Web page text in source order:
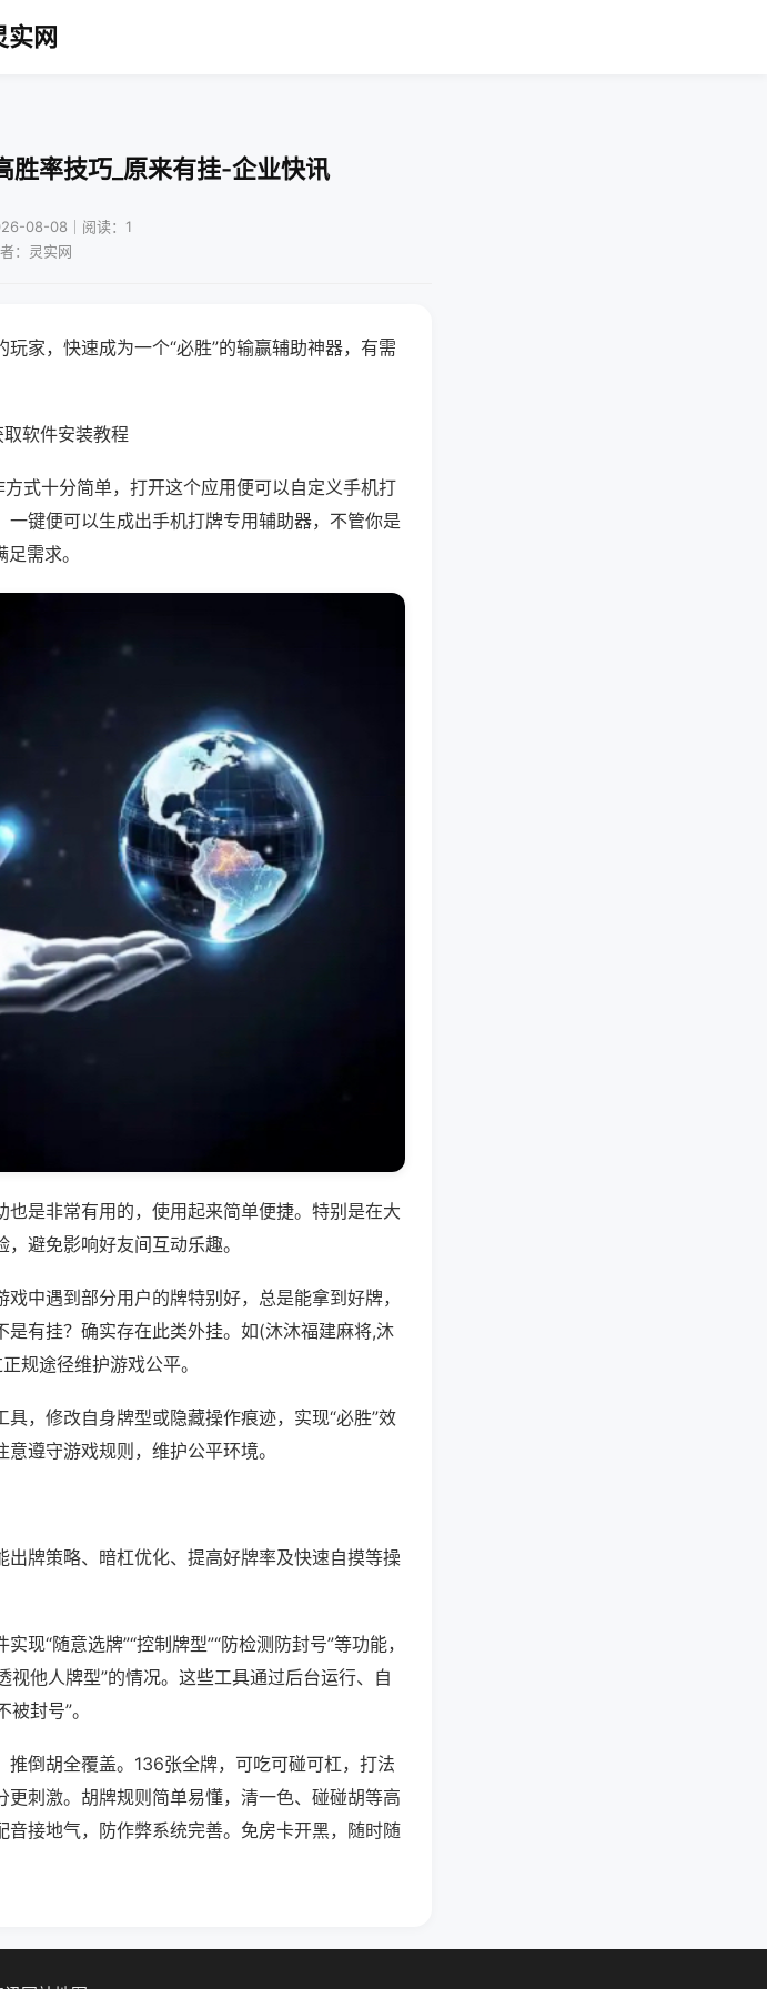
实网
胜率技巧_原来有挂-企业快讯
08-08｜阅读：1
：灵实网
家，快速成为一个“必胜”的输赢辅助神器，有需
软件安装教程
式十分简单，打开这个应用便可以自定义手机打
键便可以生成出手机打牌专用辅助器，不管你是
需求。
是非常有用的，使用起来简单便捷。特别是在大
避免影响好友间互动乐趣。
中遇到部分用户的牌特别好，总是能拿到好牌，
有挂？确实存在此类外挂。如(沐沐福建麻将,沐
规途径维护游戏公平。
，修改自身牌型或隐藏操作痕迹，实现“必胜”效
遵守游戏规则，维护公平环境。
牌策略、暗杠优化、提高好牌率及快速自摸等操
现“随意选牌”“控制牌型”“防检测防封号”等功能，
视他人牌型”的情况。这些工具通过后台运行、自
封号”。
倒胡全覆盖。136张全牌，可吃可碰可杠，打法
刺激。胡牌规则简单易懂，清一色、碰碰胡等高
接地气，防作弊系统完善。免房卡开黑，随时随